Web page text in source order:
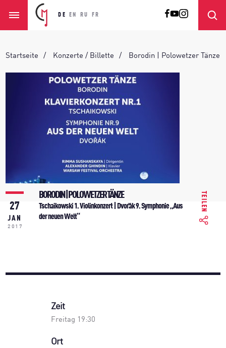
DE EN RU FR
Startseite Konzerte / Billette Borodin | Polowetzer Tänze
27
JAN
2017
BORODIN | POLOWETZER TÄNZE
Tschaikowski 1. Violinkonzert | Dvořák 9. Symphonie „Aus
der neuen Welt“
TEILEN
Zeit
Freitag 19:30
Ort